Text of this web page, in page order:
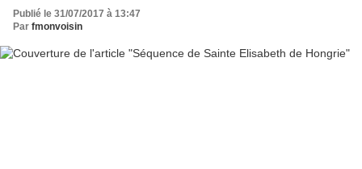
Publié le 31/07/2017 à 13:47
Par fmonvoisin